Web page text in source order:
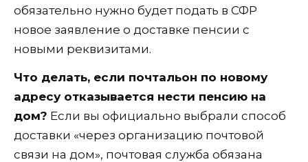
обязательно нужно будет подать в СФР
новое заявление о доставке пенсии с
новыми реквизитами.
Что делать, если почтальон по новому
адресу отказывается нести пенсию на
дом? Если вы официально выбрали способ
доставки «через организацию почтовой
связи на дом», почтовая служба обязана